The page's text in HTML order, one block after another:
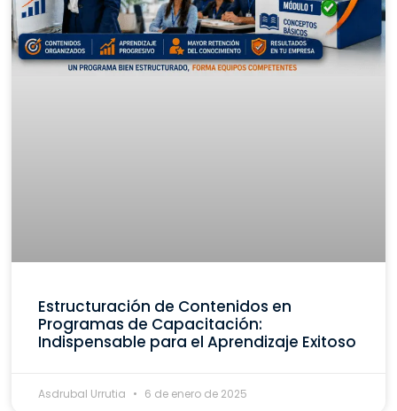
Estructuración de Contenidos en
Programas de Capacitación:
Indispensable para el Aprendizaje Exitoso
Asdrubal Urrutia 6 de enero de 2025